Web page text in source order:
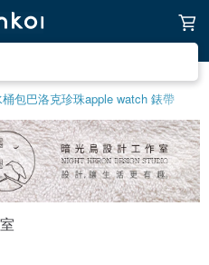
包巴洛克珍珠apple watch 錶帶